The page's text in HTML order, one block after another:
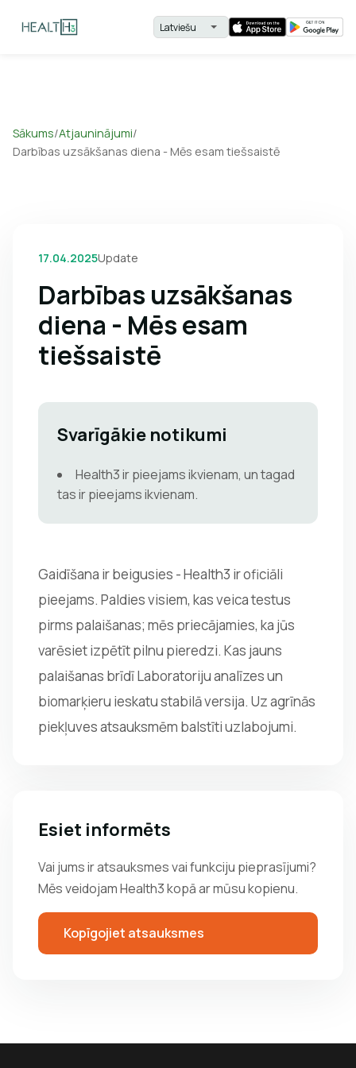
Sākums/Atjauninājumi/
Darbības uzsākšanas diena - Mēs esam tiešsaistē
17.04.2025Update
Darbības uzsākšanas
diena - Mēs esam
tiešsaistē
Svarīgākie notikumi
Health3 ir pieejams ikvienam, un tagad
tas ir pieejams ikvienam.
Gaidīšana ir beigusies - Health3 ir oficiāli
pieejams. Paldies visiem, kas veica testus
pirms palaišanas; mēs priecājamies, ka jūs
varēsiet izpētīt pilnu pieredzi. Kas jauns
palaišanas brīdī Laboratoriju analīzes un
biomarķieru ieskatu stabilā versija. Uz agrīnās
piekļuves atsauksmēm balstīti uzlabojumi.
Esiet informēts
Vai jums ir atsauksmes vai funkciju pieprasījumi?
Mēs veidojam Health3 kopā ar mūsu kopienu.
Kopīgojiet atsauksmes